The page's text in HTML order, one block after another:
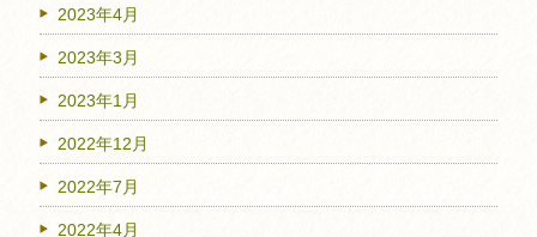
2023年4月
2023年3月
2023年1月
2022年12月
2022年7月
2022年4月